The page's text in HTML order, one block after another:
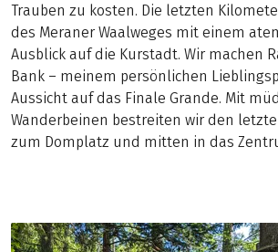
Trauben zu kosten. Die letzten
des Meraner Waalweges mit einem
Ausblick auf die Kurstadt. Wir machen
Bank – meinem persönlichen
Aussicht auf das Finale Grande. Mit
Wanderbeinen bestreiten wir den
zum Domplatz und mitten in das